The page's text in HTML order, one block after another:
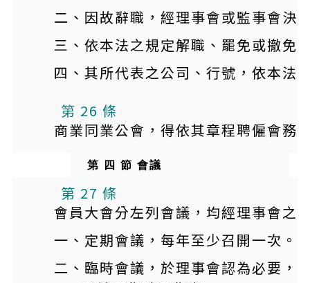
二、因故辭職，經理事會或監事會決
三、依本法之規定解職、罷免或撤免
四、其所代表之公司、行號，依本法
第 26 條
商業同業公會，得依其章程聘僱會務
第 四 節 會議
第 27 條
會員大會分左列會議，均經理事會之
一、定期會議，每年至少召開一次。
二、臨時會議，於理事會認為必要，